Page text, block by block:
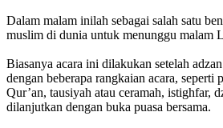
Dalam malam inilah sebagai salah satu
muslim di dunia untuk menunggu malam
Biasanya acara ini dilakukan setelah
dengan beberapa rangkaian acara, seperti
Qur’an, tausiyah atau ceramah, istighfar,
dilanjutkan dengan buka puasa bersama.